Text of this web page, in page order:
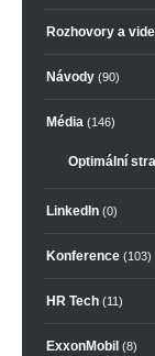
Rozhovory a
Návody (90)
Média (146)
Optimální
LinkedIn (0)
Konference (103)
HR Tech (11)
ExxonMobil (8)